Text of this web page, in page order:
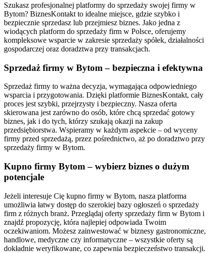
Szukasz profesjonalnej platformy do sprzedaży swojej firmy w
Bytom? BiznesKontakt to idealne miejsce, gdzie szybko i
bezpiecznie sprzedasz lub przejmiesz biznes. Jako jedna z
wiodących platform do sprzedaży firm w Polsce, oferujemy
kompleksowe wsparcie w zakresie sprzedaży spółek, działalności
gospodarczej oraz doradztwa przy transakcjach.
Sprzedaż firmy w Bytom – bezpieczna i efektywna
Sprzedaż firmy to ważna decyzja, wymagająca odpowiedniego
wsparcia i przygotowania. Dzięki platformie BiznesKontakt, cały
proces jest szybki, przejrzysty i bezpieczny. Nasza oferta
skierowana jest zarówno do osób, które chcą sprzedać gotowy
biznes, jak i do tych, którzy szukają okazji na zakup
przedsiębiorstwa. Wspieramy w każdym aspekcie – od wyceny
firmy przed sprzedażą, przez pośrednictwo, aż po doradztwo przy
sprzedaży firmy w Bytom.
Kupno firmy Bytom – wybierz biznes o dużym
potencjale
Jeżeli interesuje Cię kupno firmy w Bytom, nasza platforma
umożliwia łatwy dostęp do szerokiej bazy ogłoszeń o sprzedaży
firm z różnych branż. Przeglądaj oferty sprzedaży firm w Bytom i
znajdź propozycję, która najlepiej odpowiada Twoim
oczekiwaniom. Możesz zainwestować w biznesy gastronomiczne,
handlowe, medyczne czy informatyczne – wszystkie oferty są
dokładnie weryfikowane, co zapewnia bezpieczeństwo transakcji.